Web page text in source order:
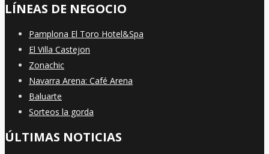
LÍNEAS DE NEGOCIO
Pamplona El Toro Hotel&Spa
El Villa Castejon
Zonachic
Navarra Arena: Café Arena
Baluarte
Sorteos la gorda
ÚLTIMAS NOTICIAS